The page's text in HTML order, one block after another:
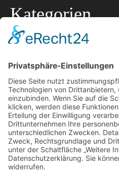
Kategorien
Allgemein
Lokale Tipps
Marketing
Offtopic
Technik